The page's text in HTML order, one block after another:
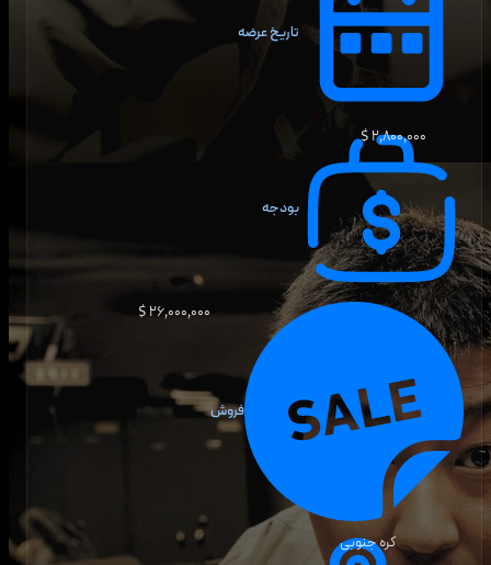
تاریخ عرضه
بودجه
۲٬۸۰۰٬۰۰۰ $
فروش
۲۶٬۰۰۰٬۰۰۰ $
کره جنوبی